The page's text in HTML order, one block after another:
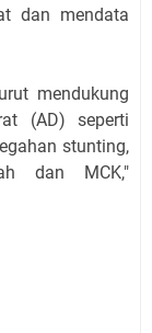
dan mendata
mendukung
(AD) seperti
stunting,
dan MCK,"